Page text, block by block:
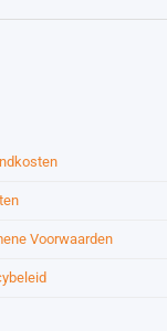
Voorwaarden